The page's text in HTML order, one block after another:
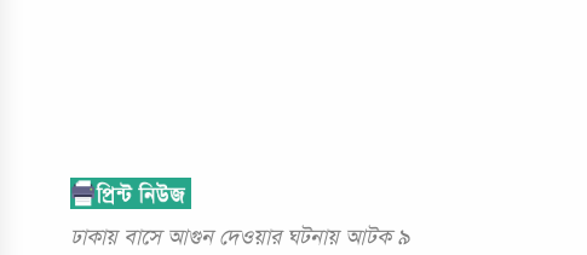
ঢাকায় বাসে আগুন দেওয়ার ঘটনায় আটক ৯